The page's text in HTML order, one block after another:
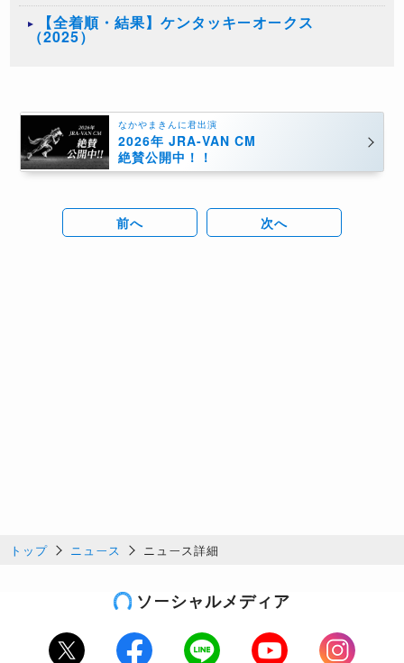
【全着順・結果】ケンタッキーオークス
（2025）
なかやまきんに君出演
2026年 JRA-VAN CM
絶賛公開中！！
前へ 次へ
トップ ニュース ニュース詳細
ソーシャルメディア